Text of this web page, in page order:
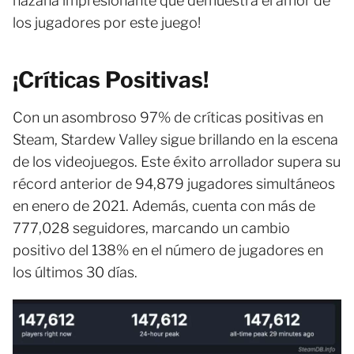
los jugadores por este juego!
¡Críticas Positivas!
Con un asombroso 97% de críticas positivas en
Steam, Stardew Valley sigue brillando en la escena
de los videojuegos. Este éxito arrollador supera su
récord anterior de 94,879 jugadores simultáneos
en enero de 2021. Además, cuenta con más de
777,028 seguidores, marcando un cambio
positivo del 138% en el número de jugadores en
los últimos 30 días.